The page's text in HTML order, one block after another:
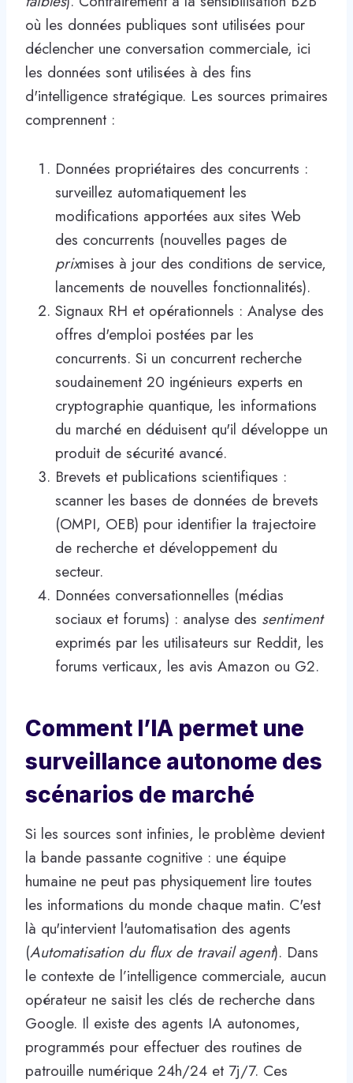
où les données publiques sont utilisées pour
déclencher une conversation commerciale, ici
les données sont utilisées à des fins
d'intelligence stratégique. Les sources primaires
comprennent :
Données propriétaires des concurrents :
surveillez automatiquement les
modifications apportées aux sites Web
des concurrents (nouvelles pages de
prixmises à jour des conditions de service,
lancements de nouvelles fonctionnalités).
Signaux RH et opérationnels : Analyse des
offres d'emploi postées par les
concurrents. Si un concurrent recherche
soudainement 20 ingénieurs experts en
cryptographie quantique, les informations
du marché en déduisent qu'il développe un
produit de sécurité avancé.
Brevets et publications scientifiques :
scanner les bases de données de brevets
(OMPI, OEB) pour identifier la trajectoire
de recherche et développement du
secteur.
Données conversationnelles (médias
sociaux et forums) : analyse des sentiment
exprimés par les utilisateurs sur Reddit, les
forums verticaux, les avis Amazon ou G2.
Comment l’IA permet une
surveillance autonome des
scénarios de marché
Si les sources sont infinies, le problème devient
la bande passante cognitive : une équipe
humaine ne peut pas physiquement lire toutes
les informations du monde chaque matin. C'est
là qu'intervient l'automatisation des agents
(Automatisation du flux de travail agent). Dans
le contexte de l’intelligence commerciale, aucun
opérateur ne saisit les clés de recherche dans
Google. Il existe des agents IA autonomes,
programmés pour effectuer des routines de
patrouille numérique 24h/24 et 7j/7. Ces